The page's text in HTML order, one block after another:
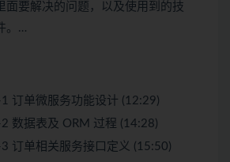
面要解决的问题，以及使用到的技
。…
订单微服务功能设计 (12:29)
数据表及 ORM 过程 (14:28)
订单相关服务接口定义 (15:50)